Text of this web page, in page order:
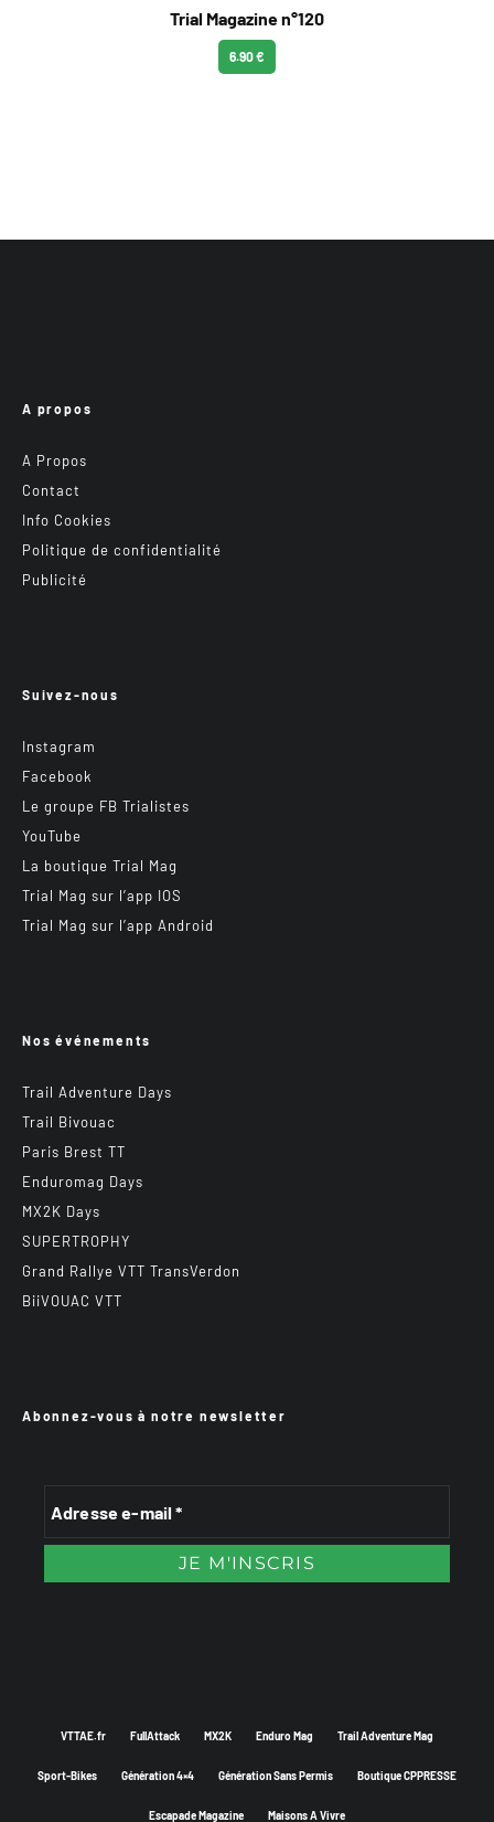
Trial Magazine n°120
6.90 €
A propos
A Propos
Contact
Info Cookies
Politique de confidentialité
Publicité
Suivez-nous
Instagram
Facebook
Le groupe FB Trialistes
YouTube
La boutique Trial Mag
Trial Mag sur l’app IOS
Trial Mag sur l’app Android
Nos événements
Trail Adventure Days
Trail Bivouac
Paris Brest TT
Enduromag Days
MX2K Days
SUPERTROPHY
Grand Rallye VTT TransVerdon
BiiVOUAC VTT
Abonnez-vous à notre newsletter
VTTAE.fr FullAttack MX2K Enduro Mag Trail Adventure Mag
Sport-Bikes Génération 4×4 Génération Sans Permis Boutique CPPRESSE
Escapade Magazine Maisons A Vivre